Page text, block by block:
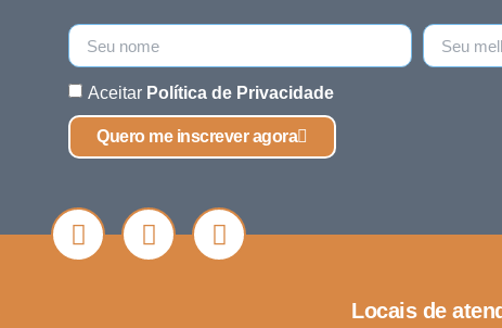
Aceitar Política de Privacidade
Quero me inscrever agora
Locais de